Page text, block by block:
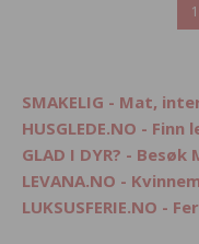
1
SMAKELIG - Mat,
HUSGLEDE.NO -
GLAD I DYR? -
LEVANA.NO -
LUKSUSFERIE.NO -